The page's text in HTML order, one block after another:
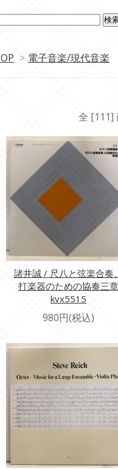
> 電子音楽/現代音楽
全 [111]
諸井誠 / 尺八と弦楽合奏、
打楽器のための協奏三章
kvx5515
980円(税込)